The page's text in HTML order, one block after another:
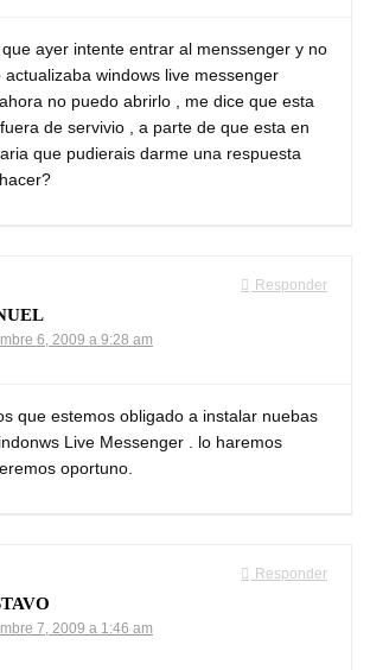
ayer intente entrar al menssenger y no
actualizaba windows live messenger
no puedo abrirlo , me dice que esta
de servivio , a parte de que esta en
que pudierais darme una respuesta
Responder
6, 2009 a 9:28 am
que estemos obligado a instalar nuebas
Live Messenger . lo haremos
oportuno.
Responder
7, 2009 a 1:46 am